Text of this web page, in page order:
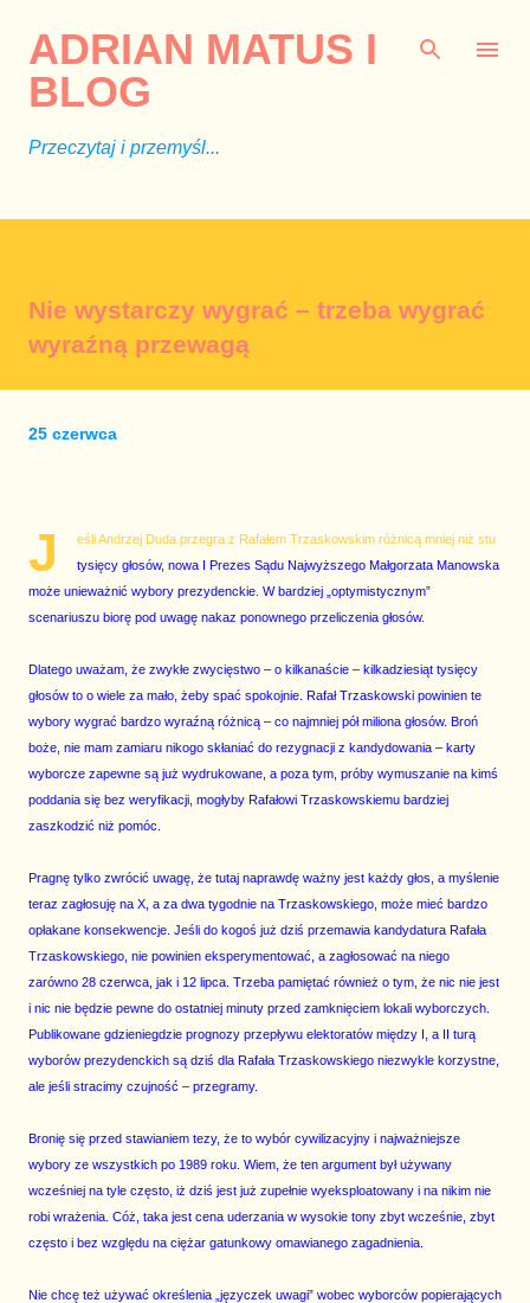
ADRIAN MATUS I
BLOG
Przeczytaj i przemyśl...
Nie wystarczy wygrać – trzeba wygrać
wyraźną przewagą
25 czerwca
J
eśli Andrzej Duda przegra z Rafałem Trzaskowskim różnicą mniej niż stu
tysięcy głosów, nowa I Prezes Sądu Najwyższego Małgorzata Manowska
może unieważnić wybory prezydenckie. W bardziej „optymistycznym”
scenariuszu biorę pod uwagę nakaz ponownego przeliczenia głosów.
Dlatego uważam, że zwykłe zwycięstwo – o kilkanaście – kilkadziesiąt tysięcy
głosów to o wiele za mało, żeby spać spokojnie. Rafał Trzaskowski powinien te
wybory wygrać bardzo wyraźną różnicą – co najmniej pół miliona głosów. Broń
boże, nie mam zamiaru nikogo skłaniać do rezygnacji z kandydowania – karty
wyborcze zapewne są już wydrukowane, a poza tym, próby wymuszanie na kimś
poddania się bez weryfikacji, mogłyby Rafałowi Trzaskowskiemu bardziej
zaszkodzić niż pomóc.
Pragnę tylko zwrócić uwagę, że tutaj naprawdę ważny jest każdy głos, a myślenie
teraz zagłosuję na X, a za dwa tygodnie na Trzaskowskiego, może mieć bardzo
opłakane konsekwencje. Jeśli do kogoś już dziś przemawia kandydatura Rafała
Trzaskowskiego, nie powinien eksperymentować, a zagłosować na niego
zarówno 28 czerwca, jak i 12 lipca. Trzeba pamiętać również o tym, że nic nie jest
i nic nie będzie pewne do ostatniej minuty przed zamknięciem lokali wyborczych.
Publikowane gdzieniegdzie prognozy przepływu elektoratów między I, a II turą
wyborów prezydenckich są dziś dla Rafała Trzaskowskiego niezwykle korzystne,
ale jeśli stracimy czujność – przegramy.
Bronię się przed stawianiem tezy, że to wybór cywilizacyjny i najważniejsze
wybory ze wszystkich po 1989 roku. Wiem, że ten argument był używany
wcześniej na tyle często, iż dziś jest już zupełnie wyeksploatowany i na nikim nie
robi wrażenia. Cóż, taka jest cena uderzania w wysokie tony zbyt wcześnie, zbyt
często i bez względu na ciężar gatunkowy omawianego zagadnienia.
Nie chcę też używać określenia „języczek uwagi” wobec wyborców popierających